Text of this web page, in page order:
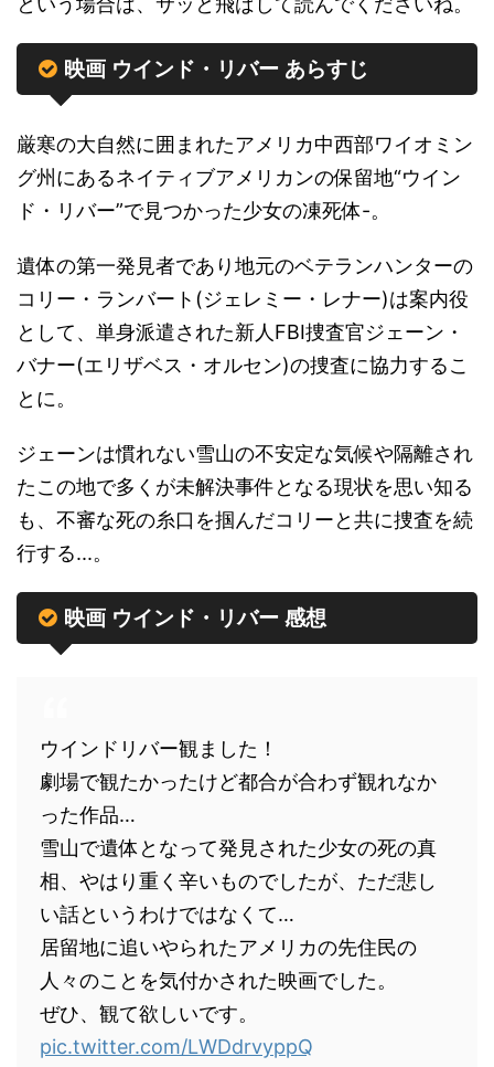
映画 ウインド・リバー あらすじ
厳寒の大自然に囲まれたアメリカ中西部ワイオミン
グ州にあるネイティブアメリカンの保留地“ウイン
ド・リバー”で見つかった少女の凍死体-。
遺体の第一発見者であり地元のベテランハンターの
コリー・ランバート(ジェレミー・レナー)は案内役
として、単身派遣された新人FBI捜査官ジェーン・
バナー(エリザベス・オルセン)の捜査に協力するこ
とに。
ジェーンは慣れない雪山の不安定な気候や隔離され
たこの地で多くが未解決事件となる現状を思い知る
も、不審な死の糸口を掴んだコリーと共に捜査を続
行する...。
映画 ウインド・リバー 感想
ウインドリバー観ました！
劇場で観たかったけど都合が合わず観れなか
った作品…
雪山で遺体となって発見された少女の死の真
相、やはり重く辛いものでしたが、ただ悲し
い話というわけではなくて…
居留地に追いやられたアメリカの先住民の
人々のことを気付かされた映画でした。
ぜひ、観て欲しいです。
pic.twitter.com/LWDdrvyppQ